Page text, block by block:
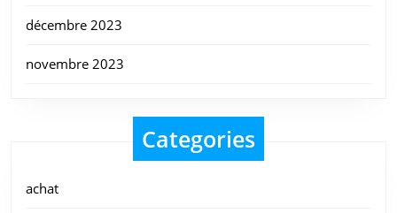
décembre 2023
novembre 2023
Categories
achat